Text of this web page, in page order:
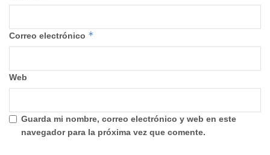
Correo electrónico *
Web
Guarda mi nombre, correo electrónico y web en este
navegador para la próxima vez que comente.